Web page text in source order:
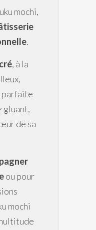
mochi,
.
, à la
parfaite
gluant,
de sa
ou pour
mochi